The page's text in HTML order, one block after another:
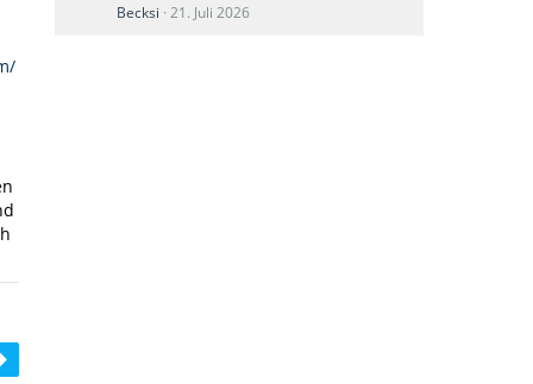
Becksi 21. Juli 2026